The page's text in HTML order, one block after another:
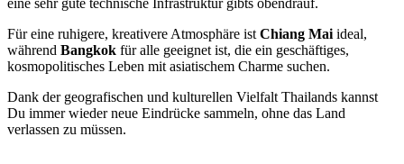
eine sehr gute technische Infrastruktur gibts obendrauf.
Für eine ruhigere, kreativere Atmosphäre ist Chiang Mai ideal,
während Bangkok für alle geeignet ist, die ein geschäftiges,
kosmopolitisches Leben mit asiatischem Charme suchen.
Dank der geografischen und kulturellen Vielfalt Thailands kannst
Du immer wieder neue Eindrücke sammeln, ohne das Land
verlassen zu müssen.